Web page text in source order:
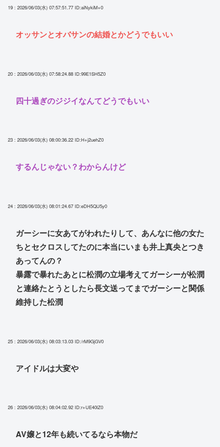
19 : 2026/06/03(水) 07:57:51.77 ID:aiNykiM+0
オッサンとオバサンの結婚とかどうでもいい
20 : 2026/06/03(水) 07:58:24.88 ID:99E1SH5Z0
四十過ぎのジジイなんてどうでもいい
23 : 2026/06/03(水) 08:00:36.22 ID:H+j2uehZ0
するんじゃない？わからんけど
24 : 2026/06/03(水) 08:01:24.67 ID:eDH5QU5y0
ガーシーに女あてがわれたりして、あんなに他の女た
ちとセクロスしてたのに本当にいまも井上真央とつき
あってんの？
暴露で暴れたあとに松潤の立場考えてガーシーが松潤
と連絡たとうとしたら長文送ってまでガーシーと関係
維持した松潤
25 : 2026/06/03(水) 08:03:13.03 ID:/rM9GjGV0
アイドルは大変や
26 : 2026/06/03(水) 08:04:02.92 ID:r+UE40lZ0
AV嬢と12年も続いてるなら本物だ